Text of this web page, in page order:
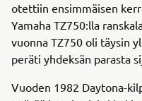
otettiin ensimmäisen
Yamaha TZ750:lla
vuonna TZ750 oli täysin
peräti yhdeksän parasta
Vuoden 1982 Daytona-